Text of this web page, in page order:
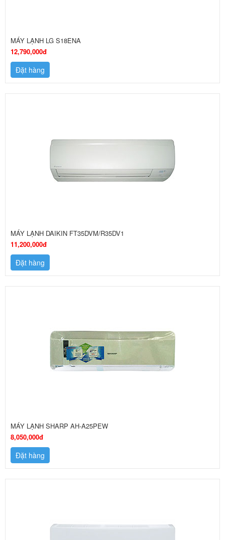
MÁY LẠNH LG S18ENA
12,790,000đ
Đặt hàng
MÁY LẠNH DAIKIN FT35DVM/R35DV1
11,200,000đ
Đặt hàng
MÁY LẠNH SHARP AH-A25PEW
8,050,000đ
Đặt hàng